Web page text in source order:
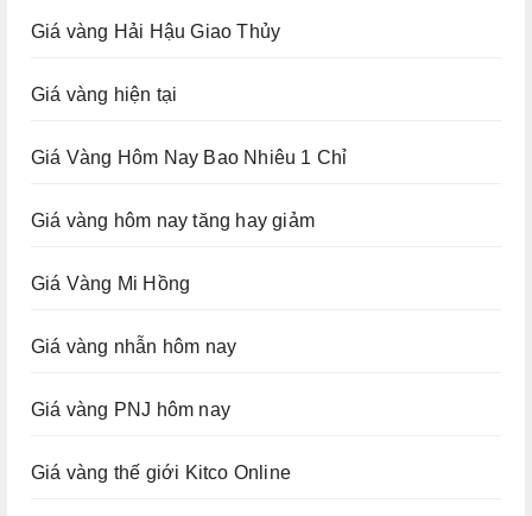
Giá vàng Hải Hậu Giao Thủy
Giá vàng hiện tại
Giá Vàng Hôm Nay Bao Nhiêu 1 Chỉ
Giá vàng hôm nay tăng hay giảm
Giá Vàng Mi Hồng
Giá vàng nhẫn hôm nay
Giá vàng PNJ hôm nay
Giá vàng thế giới Kitco Online